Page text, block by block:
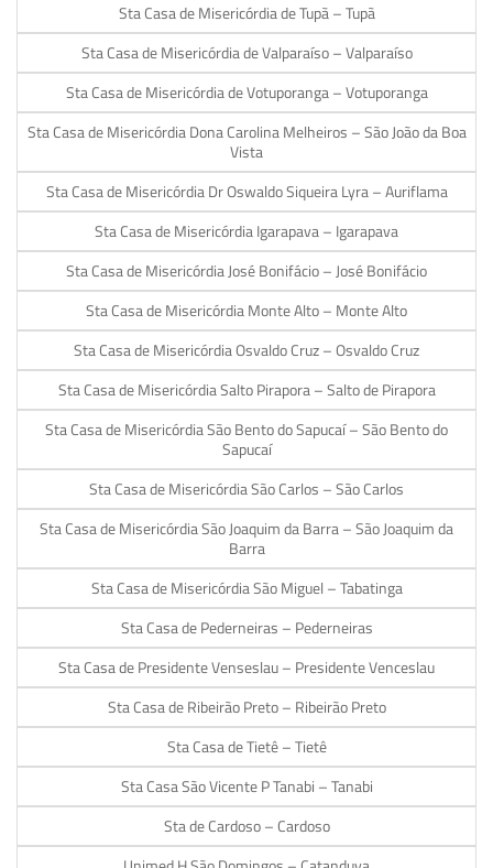
Sta Casa de Misericórdia de Tupã – Tupã
Sta Casa de Misericórdia de Valparaíso – Valparaíso
Sta Casa de Misericórdia de Votuporanga – Votuporanga
Sta Casa de Misericórdia Dona Carolina Melheiros – São João da Boa
Vista
Sta Casa de Misericórdia Dr Oswaldo Siqueira Lyra – Auriflama
Sta Casa de Misericórdia Igarapava – Igarapava
Sta Casa de Misericórdia José Bonifácio – José Bonifácio
Sta Casa de Misericórdia Monte Alto – Monte Alto
Sta Casa de Misericórdia Osvaldo Cruz – Osvaldo Cruz
Sta Casa de Misericórdia Salto Pirapora – Salto de Pirapora
Sta Casa de Misericórdia São Bento do Sapucaí – São Bento do
Sapucaí
Sta Casa de Misericórdia São Carlos – São Carlos
Sta Casa de Misericórdia São Joaquim da Barra – São Joaquim da
Barra
Sta Casa de Misericórdia São Miguel – Tabatinga
Sta Casa de Pederneiras – Pederneiras
Sta Casa de Presidente Venseslau – Presidente Venceslau
Sta Casa de Ribeirão Preto – Ribeirão Preto
Sta Casa de Tietê – Tietê
Sta Casa São Vicente P Tanabi – Tanabi
Sta de Cardoso – Cardoso